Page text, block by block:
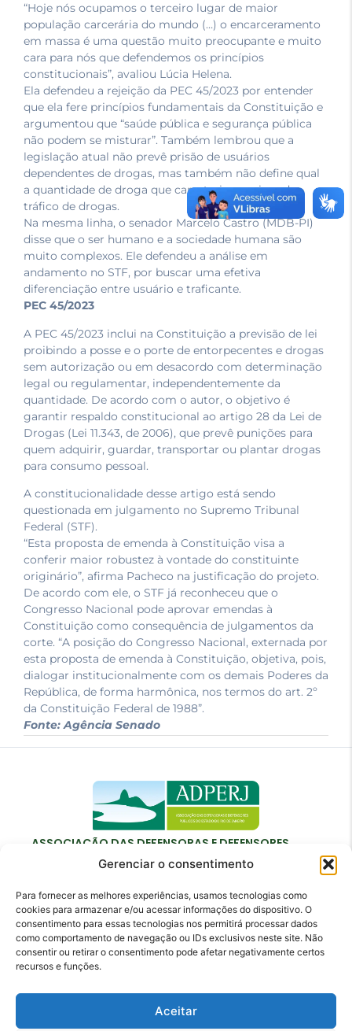
Gerenciar o consentimento
Para fornecer as melhores experiências, usamos tecnologias como
cookies para armazenar e/ou acessar informações do dispositivo. O
consentimento para essas tecnologias nos permitirá processar dados
como comportamento de navegação ou IDs exclusivos neste site. Não
consentir ou retirar o consentimento pode afetar negativamente certos
recursos e funções.
Aceitar
“Hoje nós ocupamos o terceiro lugar de maior
população carcerária do mundo (…) o encarceramento
em massa é uma questão muito preocupante e muito
cara para nós que defendemos os princípios
constitucionais”, avaliou Lúcia Helena.
Ela defendeu a rejeição da PEC 45/2023 por entender
que ela fere princípios fundamentais da Constituição e
argumentou que “saúde pública e segurança pública
não podem se misturar”. Também lembrou que a
legislação atual não prevê prisão de usuários
dependentes de drogas, mas também não define qual
a quantidade de droga que caracteriza o crime de
tráfico de drogas.
Na mesma linha, o senador Marcelo Castro (MDB-PI)
disse que o ser humano e a sociedade humana são
muito complexos. Ele defendeu a análise em
andamento no STF, por buscar uma efetiva
diferenciação entre usuário e traficante.
PEC 45/2023
A PEC 45/2023 inclui na Constituição a previsão de lei
proibindo a posse e o porte de entorpecentes e drogas
sem autorização ou em desacordo com determinação
legal ou regulamentar, independentemente da
quantidade. De acordo com o autor, o objetivo é
garantir respaldo constitucional ao artigo 28 da Lei de
Drogas (Lei 11.343, de 2006), que prevê punições para
quem adquirir, guardar, transportar ou plantar drogas
para consumo pessoal.
A constitucionalidade desse artigo está sendo
questionada em julgamento no Supremo Tribunal
Federal (STF).
“Esta proposta de emenda à Constituição visa a
conferir maior robustez à vontade do constituinte
originário”, afirma Pacheco na justificação do projeto.
De acordo com ele, o STF já reconheceu que o
Congresso Nacional pode aprovar emendas à
Constituição como consequência de julgamentos da
corte. “A posição do Congresso Nacional, externada por
esta proposta de emenda à Constituição, objetiva, pois,
dialogar institucionalmente com os demais Poderes da
República, de forma harmônica, nos termos do art. 2º
da Constituição Federal de 1988”.
Fonte: Agência Senado
ASSOCIAÇÃO DAS DEFENSORAS E DEFENSORES
PÚBLICOS DO ESTADO DO RIO DE JANEIRO
Contato
adperj@adperj.com.br
(21) 2220-6022